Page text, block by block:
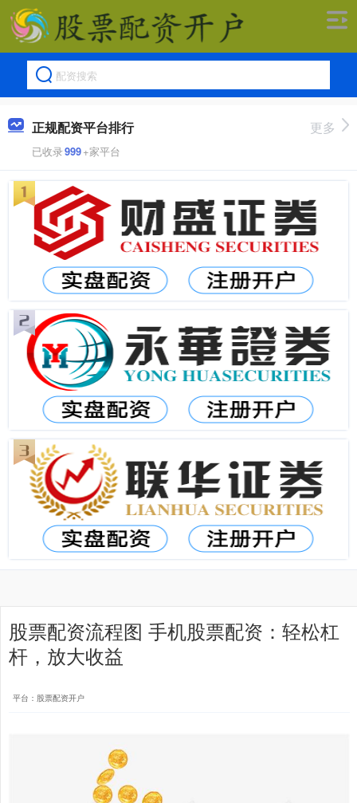
正规配资平台排行
已收录999+家平台
更多
股票配资流程图 手机股票配资：轻松杠
杆，放大收益
平台：股票配资开户